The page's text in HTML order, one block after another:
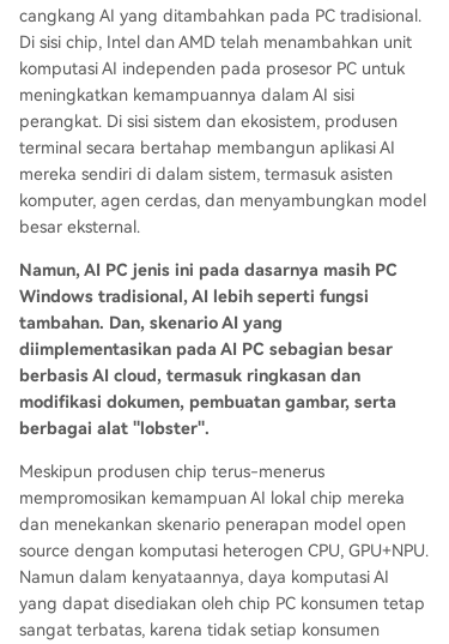
cangkang AI yang ditambahkan pada PC tradisional.
Di sisi chip, Intel dan AMD telah menambahkan unit
komputasi AI independen pada prosesor PC untuk
meningkatkan kemampuannya dalam AI sisi
perangkat. Di sisi sistem dan ekosistem, produsen
terminal secara bertahap membangun aplikasi AI
mereka sendiri di dalam sistem, termasuk asisten
komputer, agen cerdas, dan menyambungkan model
besar eksternal.
Namun, AI PC jenis ini pada dasarnya masih PC
Windows tradisional, AI lebih seperti fungsi
tambahan. Dan, skenario AI yang
diimplementasikan pada AI PC sebagian besar
berbasis AI cloud, termasuk ringkasan dan
modifikasi dokumen, pembuatan gambar, serta
berbagai alat "lobster".
Meskipun produsen chip terus-menerus
mempromosikan kemampuan AI lokal chip mereka
dan menekankan skenario penerapan model open
source dengan komputasi heterogen CPU, GPU+NPU.
Namun dalam kenyataannya, daya komputasi AI
yang dapat disediakan oleh chip PC konsumen tetap
sangat terbatas, karena tidak setiap konsumen